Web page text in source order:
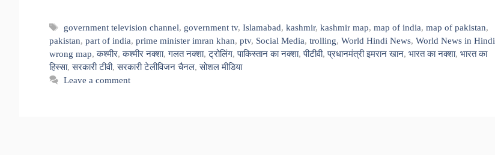
Tags
government television channel, government tv,Islamabad,kashmir,kashmir map,map of india,map of pakistan,
pakistan, part of india, prime minister imran khan, ptv, Social Media, trolling, World Hindi News, World News in Hindi
wrong map,कश्मीर,कश्मीर नक्शा,गलत नक्शा,ट्रोलिंग,पाकिस्तान का नक्शा,पीटीवी,प्रधानमंत्री इमरान खान, भारत का नक्शा, भारत का
हिस्सा,सरकारी टीवी,सरकारी टेलीविजन चैनल,सोशल मीडिया
Leave a comment